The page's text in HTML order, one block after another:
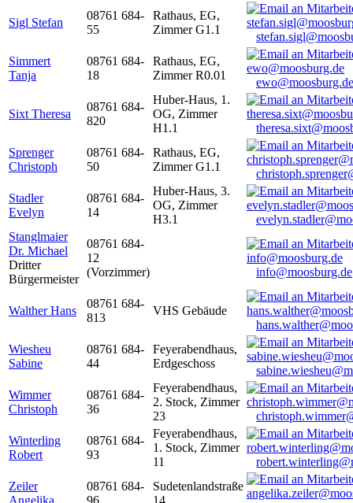
Sigl Stefan
08761 684-
55
Rathaus, EG,
Zimmer G1.1
Simmert
Tanja
08761 684-
18
Rathaus, EG,
Zimmer R0.01
ewo@moosburg.de
Sixt Theresa
08761 684-
820
Huber-Haus, 1.
OG, Zimmer
H1.1
Sprenger
Christoph
08761 684-
50
Rathaus, EG,
Zimmer G1.1
Stadler
Evelyn
08761 684-
14
Huber-Haus, 3.
OG, Zimmer
H3.1
Stanglmaier
Dr. Michael
Dritter
Bürgermeister
08761 684-
12
(Vorzimmer)
info@moosburg.de
Walther Hans
08761 684-
813
VHS Gebäude
Wiesheu
Sabine
08761 684-
44
Feyerabendhaus,
Erdgeschoss
Wimmer
Christoph
08761 684-
36
Feyerabendhaus,
2. Stock, Zimmer
23
Winterling
Robert
08761 684-
93
Feyerabendhaus,
1. Stock, Zimmer
11
Zeiler
Angelika
08761 684-
96
Sudetenlandstraße
14